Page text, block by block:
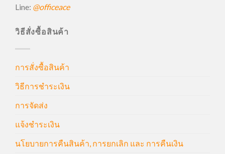
Line: @officeace
วิธีสั่งซื้อสินค้า
การสั่งซื้อสินค้า
วิธีการชำระเงิน
การจัดส่ง
แจ้งชำระเงิน
นโยบายการคืนสินค้า, การยกเลิก และ การคืนเงิน